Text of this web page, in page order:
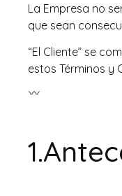
La Empresa no
que sean
“El Cliente” se
estos Términos y